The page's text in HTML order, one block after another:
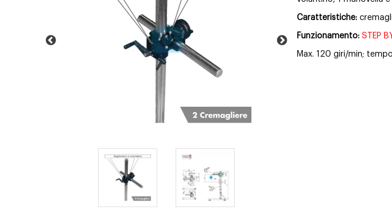
Caratteristiche:
Funzionamento: STEP
Max. 120 giri/min;